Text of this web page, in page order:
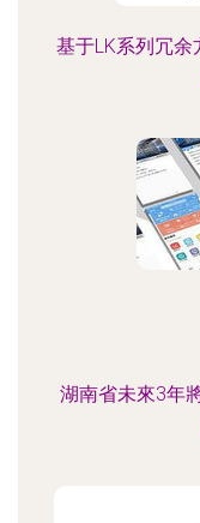
基于LK系列冗
湖南省未來3年